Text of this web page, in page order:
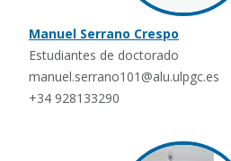
Manuel Serrano Crespo
Estudiantes de doctorado
manuel.serrano101@alu.ulpgc.es
+34 928133290